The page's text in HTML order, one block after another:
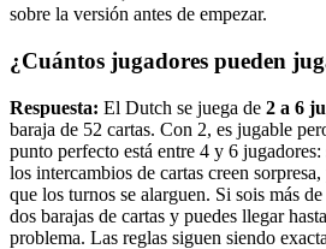
sobre la versión antes de empezar.
¿Cuántos jugadores pueden
Respuesta: El Dutch se juega de 2 a 6
baraja de 52 cartas. Con 2, es jugable
punto perfecto está entre 4 y 6
los intercambios de cartas creen
que los turnos se alarguen. Si sois más
dos barajas de cartas y puedes llegar
problema. Las reglas siguen siendo